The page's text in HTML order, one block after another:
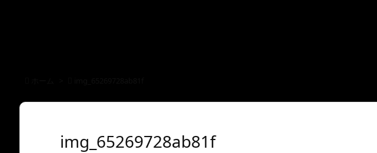
img_65269728ab81f